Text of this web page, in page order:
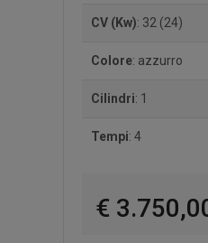
CV (Kw): 32 (24)
Colore: azzurro
Cilindri: 1
Tempi: 4
€